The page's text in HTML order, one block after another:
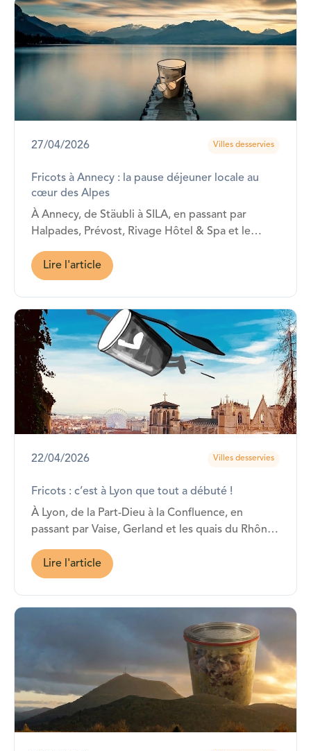
27/04/2026 Villes desservies
Fricots à Annecy : la pause déjeuner locale au
cœur des Alpes
À Annecy, de Stäubli à SILA, en passant par
Halpades, Prévost, Rivage Hôtel & Spa et le
Crédit Mutuel… Fricots est présent !
Lire l'article
22/04/2026 Villes desservies
Fricots : c’est à Lyon que tout a débuté !
À Lyon, de la Part-Dieu à la Confluence, en
passant par Vaise, Gerland et les quais du Rhône,
avec CGI, Opéra Énergie, Bouygues Telecom,
Arkane Studios, Euronews ou encore ENS Lyon…
Fricots est présent !
Lire l'article